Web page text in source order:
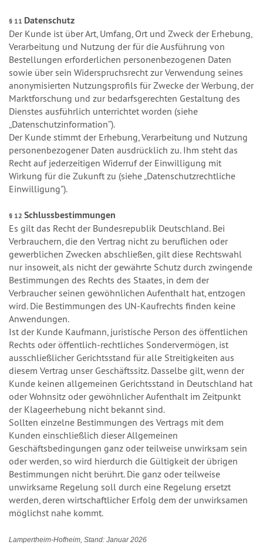
§ 11 Datenschutz
Der Kunde ist über Art, Umfang, Ort und Zweck der Erhebung,
Verarbeitung und Nutzung der für die Ausführung von
Bestellungen erforderlichen personenbezogenen Daten
sowie über sein Widerspruchsrecht zur Verwendung seines
anonymisierten Nutzungsprofils für Zwecke der Werbung, der
Marktforschung und zur bedarfsgerechten Gestaltung des
Dienstes ausführlich unterrichtet worden (siehe
„Datenschutzinformation“).
Der Kunde stimmt der Erhebung, Verarbeitung und Nutzung
personenbezogener Daten ausdrücklich zu. Ihm steht das
Recht auf jederzeitigen Widerruf der Einwilligung mit
Wirkung für die Zukunft zu (siehe „Datenschutzrechtliche
Einwilligung").
§ 12 Schlussbestimmungen
Es gilt das Recht der Bundesrepublik Deutschland. Bei
Verbrauchern, die den Vertrag nicht zu beruflichen oder
gewerblichen Zwecken abschließen, gilt diese Rechtswahl
nur insoweit, als nicht der gewährte Schutz durch zwingende
Bestimmungen des Rechts des Staates, in dem der
Verbraucher seinen gewöhnlichen Aufenthalt hat, entzogen
wird. Die Bestimmungen des UN-Kaufrechts finden keine
Anwendungen.
Ist der Kunde Kaufmann, juristische Person des öffentlichen
Rechts oder öffentlich-rechtliches Sondervermögen, ist
ausschließlicher Gerichtsstand für alle Streitigkeiten aus
diesem Vertrag unser Geschäftssitz. Dasselbe gilt, wenn der
Kunde keinen allgemeinen Gerichtsstand in Deutschland hat
oder Wohnsitz oder gewöhnlicher Aufenthalt im Zeitpunkt
der Klageerhebung nicht bekannt sind.
Sollten einzelne Bestimmungen des Vertrags mit dem
Kunden einschließlich dieser Allgemeinen
Geschäftsbedingungen ganz oder teilweise unwirksam sein
oder werden, so wird hierdurch die Gültigkeit der übrigen
Bestimmungen nicht berührt. Die ganz oder teilweise
unwirksame Regelung soll durch eine Regelung ersetzt
werden, deren wirtschaftlicher Erfolg dem der unwirksamen
möglichst nahe kommt.
Lampertheim-Hofheim, Stand: Januar 2026